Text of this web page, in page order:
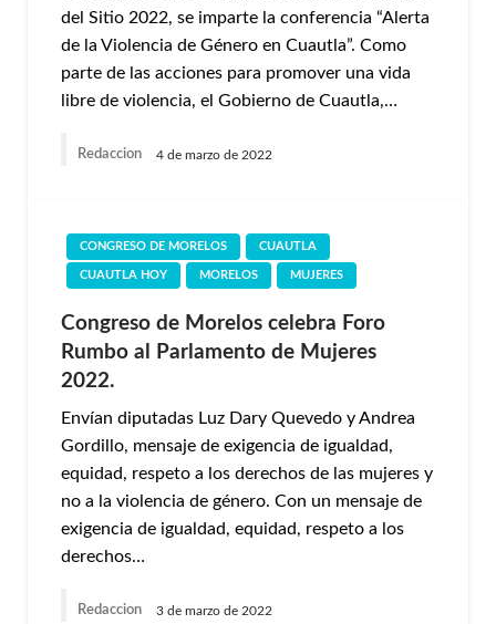
del Sitio 2022, se imparte la conferencia “Alerta
de la Violencia de Género en Cuautla”. Como
parte de las acciones para promover una vida
libre de violencia, el Gobierno de Cuautla,…
Redaccion 4 de marzo de 2022
CONGRESO DE MORELOS CUAUTLA
CUAUTLA HOY MORELOS MUJERES
Congreso de Morelos celebra Foro
Rumbo al Parlamento de Mujeres
2022.
Envían diputadas Luz Dary Quevedo y Andrea
Gordillo, mensaje de exigencia de igualdad,
equidad, respeto a los derechos de las mujeres y
no a la violencia de género. Con un mensaje de
exigencia de igualdad, equidad, respeto a los
derechos…
Redaccion 3 de marzo de 2022